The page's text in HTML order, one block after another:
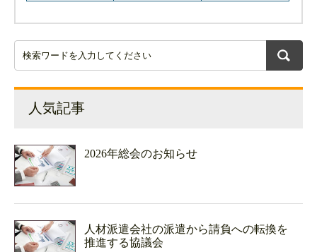
人気記事
2026年総会のお知らせ
人材派遣会社の派遣から請負への転換を
推進する協議会